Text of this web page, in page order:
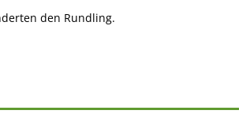
den Rundling.